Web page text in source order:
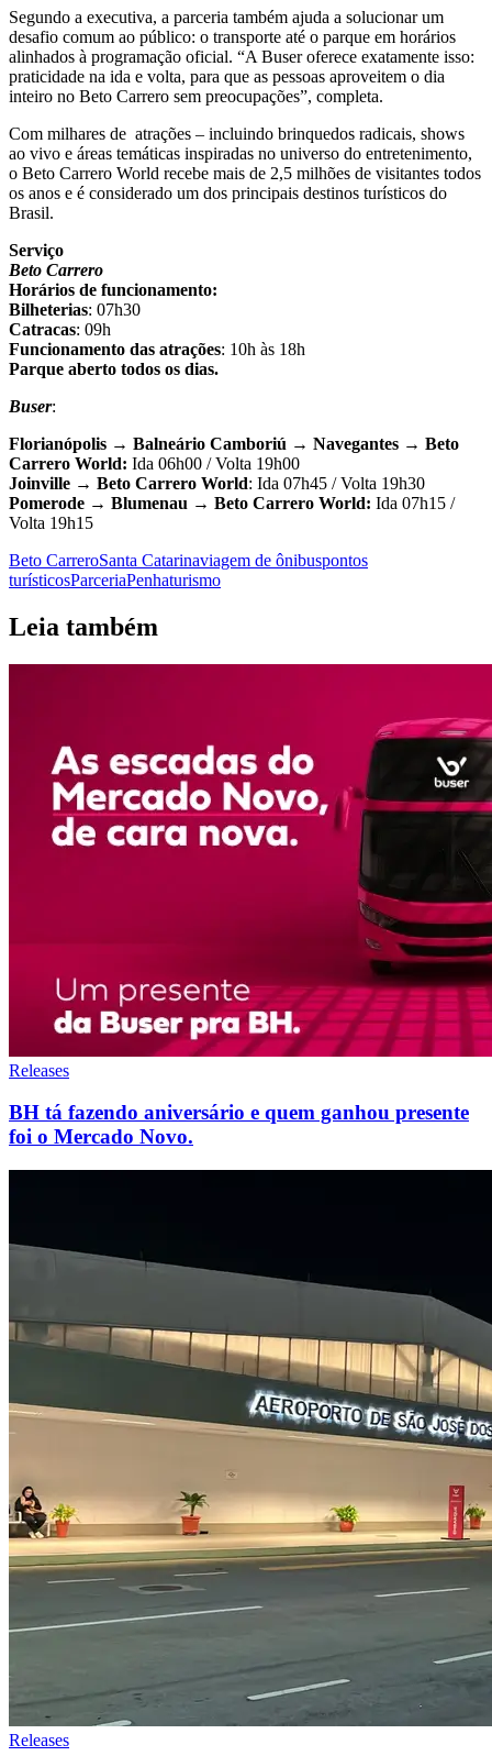
Segundo a executiva, a parceria também ajuda a solucionar um
desafio comum ao público: o transporte até o parque em horários
alinhados à programação oficial. “A Buser oferece exatamente isso:
praticidade na ida e volta, para que as pessoas aproveitem o dia
inteiro no Beto Carrero sem preocupações”, completa.
Com milhares de atrações – incluindo brinquedos radicais, shows
ao vivo e áreas temáticas inspiradas no universo do entretenimento,
o Beto Carrero World recebe mais de 2,5 milhões de visitantes todos
os anos e é considerado um dos principais destinos turísticos do
Brasil.
Serviço
Beto Carrero
Horários de funcionamento:
Bilheterias: 07h30
Catracas: 09h
Funcionamento das atrações: 10h às 18h
Parque aberto todos os dias.
Buser:
Florianópolis → Balneário Camboriú → Navegantes → Beto
Carrero World: Ida 06h00 / Volta 19h00
Joinville → Beto Carrero World: Ida 07h45 / Volta 19h30
Pomerode → Blumenau → Beto Carrero World: Ida 07h15 /
Volta 19h15
Beto CarreroSanta Catarinaviagem de ônibuspontos
turísticosParceriaPenhaturismo
Leia também
Releases
BH tá fazendo aniversário e quem ganhou presente
foi o Mercado Novo.
Releases